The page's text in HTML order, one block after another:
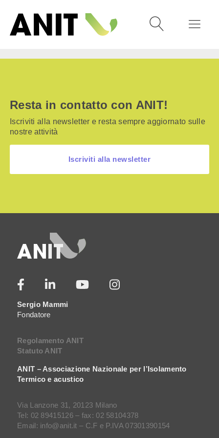
Resta in contatto con ANIT!
Iscriviti alla newsletter e resta sempre aggiornato sulle
nostre attività
Iscriviti alla newsletter
Sergio Mammi
Fondatore
Regolamento ANIT
Statuto ANIT
ANIT – Associazione Nazionale per l’Isolamento
Termico e acustico
Via Lanzone 31, 20123 Milano
Tel: 02 89415126 – fax: 02 58104378
Email: info@anit.it – C.F e P.IVA 07301390154